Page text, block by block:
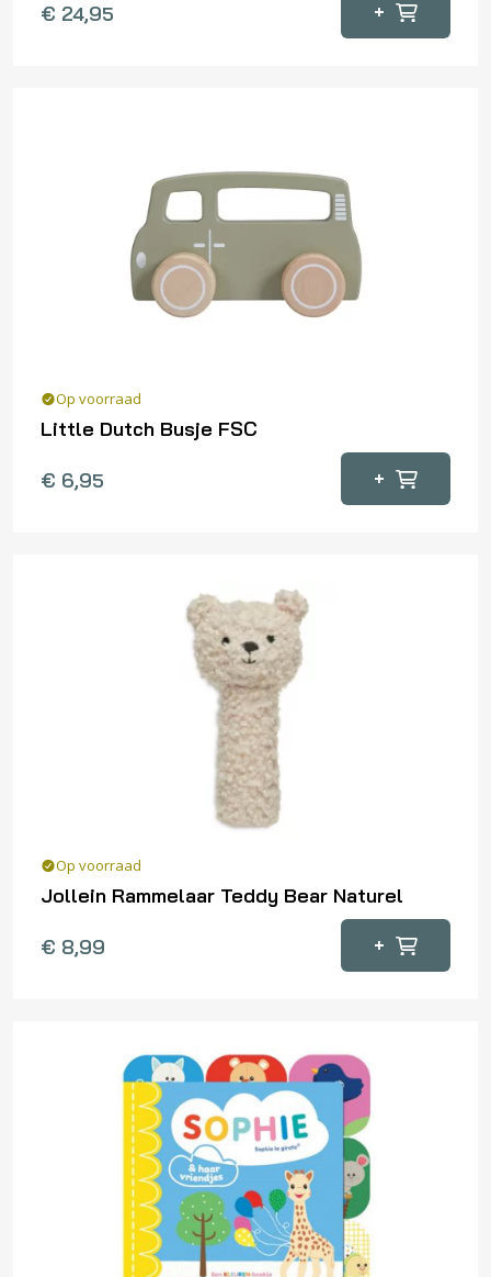
€ 24,95 +
Op voorraad
Little Dutch Busje FSC
€ 6,95 +
Op voorraad
Jollein Rammelaar Teddy Bear Naturel
€ 8,99 +